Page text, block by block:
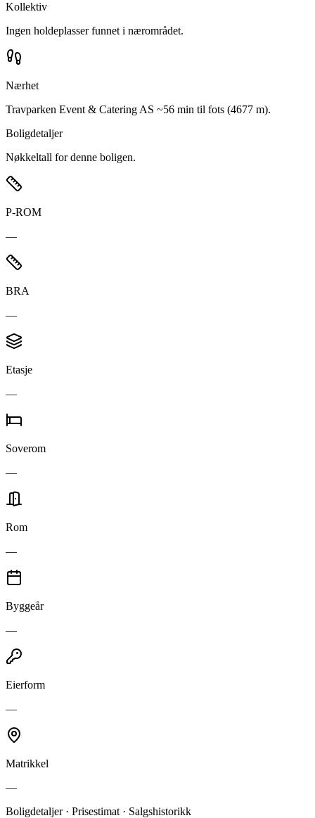
Kollektiv
Ingen holdeplasser funnet i nærområdet.
Nærhet
Travparken Event & Catering AS ~56 min til fots (4677 m).
Boligdetaljer
Nøkkeltall for denne boligen.
P-ROM
—
BRA
—
Etasje
—
Soverom
—
Rom
—
Byggeår
—
Eierform
—
Matrikkel
—
Boligdetaljer · Prisestimat · Salgshistorikk